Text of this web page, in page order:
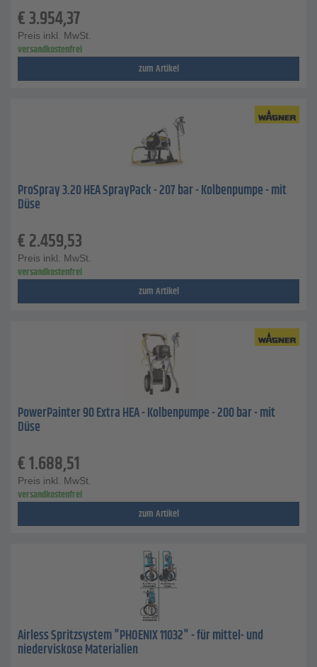
€3.954,37
Preis inkl. MwSt.
versandkostenfrei
zum Artikel
ProSpray 3.20 HEA SprayPack - 207 bar - Kolbenpumpe - mit
Düse
€2.459,53
Preis inkl. MwSt.
versandkostenfrei
zum Artikel
PowerPainter 90 Extra HEA - Kolbenpumpe - 200 bar - mit
Düse
€1.688,51
Preis inkl. MwSt.
versandkostenfrei
zum Artikel
Airless Spritzsystem "PHOENIX 11032" - für mittel- und
niederviskose Materialien